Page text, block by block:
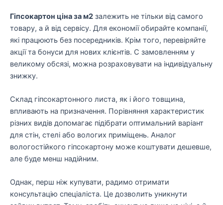
Гіпсокартон ціна за м2 залежить не тільки від самого
товару, а й від сервісу. Для економії обирайте компанії,
які працюють без посередників. Крім того, перевіряйте
акції та бонуси для нових клієнтів. С замовленням у
великому обсязі, можна розраховувати на індивідуальну
знижку.
Склад гіпсокартонного листа, як і його товщина,
впливають на призначення. Порівняння характеристик
різних видів допомагає підібрати оптимальний варіант
для стін, стелі або вологих приміщень. Аналог
вологостійкого гіпсокартону може коштувати дешевше,
але буде менш надійним.
Однак, перш ніж купувати, радимо отримати
консультацію спеціаліста. Це дозволить уникнути